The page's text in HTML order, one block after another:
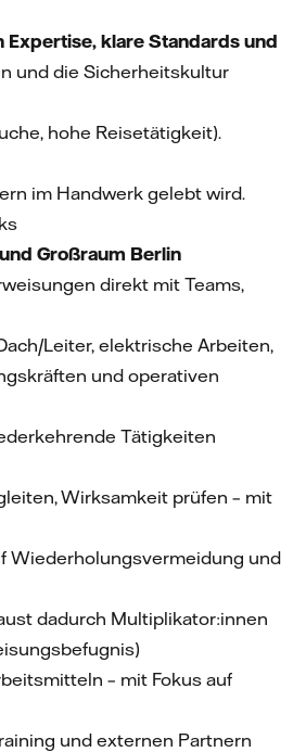
Expertise, klare Standards und
und die Sicherheitskultur
hohe Reisetätigkeit).
im Handwerk gelebt wird.
Großraum Berlin
direkt mit Teams,
Leiter, elektrische Arbeiten,
und operativen
Tätigkeiten
Wirksamkeit prüfen – mit
Wiederholungsvermeidung und
dadurch Multiplikator:innen
– mit Fokus auf
und externen Partnern